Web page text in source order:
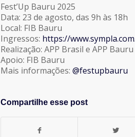
Fest’Up Bauru 2025
Data: 23 de agosto, das 9h às 18h
Local: FIB Bauru
Ingressos: https://
Realização: APP Brasil e APP Bauru
Apoio: FIB Bauru
Mais informações: @festupbauru
Compartilhe esse post